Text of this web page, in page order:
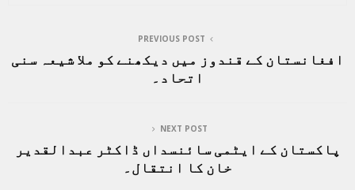
PREVIOUS POST
افغانستان کے قندوز میں دیکھنے کو ملا شیعہ سنی
اتحاد۔
NEXT POST
پاکستان کے ایٹمی سائنسداں ڈاکٹر عبدالقدیر
خان کا انتقال۔